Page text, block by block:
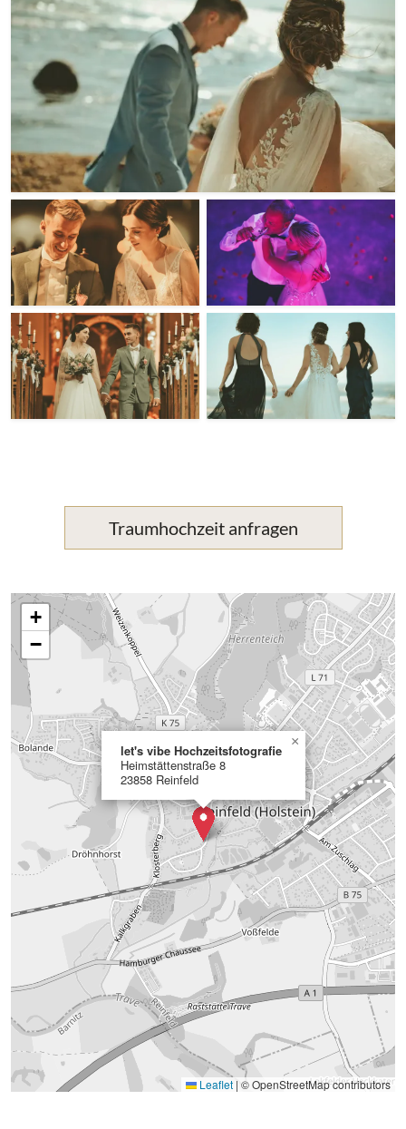
Traumhochzeit anfragen
let's vibe Hochzeitsfotografie
Heimstättenstraße 8
23858 Reinfeld
×
+
−
Leaflet | © OpenStreetMap contributors